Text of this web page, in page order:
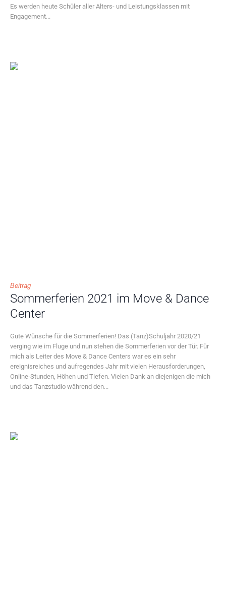
Es werden heute Schüler aller Alters- und Leistungsklassen mit
Engagement...
Beitrag
Sommerferien 2021 im Move & Dance
Center
Gute Wünsche für die Sommerferien! Das (Tanz)Schuljahr 2020/21
verging wie im Fluge und nun stehen die Sommerferien vor der Tür. Für
mich als Leiter des Move & Dance Centers war es ein sehr
ereignisreiches und aufregendes Jahr mit vielen Herausforderungen,
Online-Stunden, Höhen und Tiefen. Vielen Dank an diejenigen die mich
und das Tanzstudio während den...